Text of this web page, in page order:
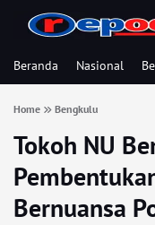
Beranda Nasional
Home Bengkulu
Tokoh NU
Bernuansa